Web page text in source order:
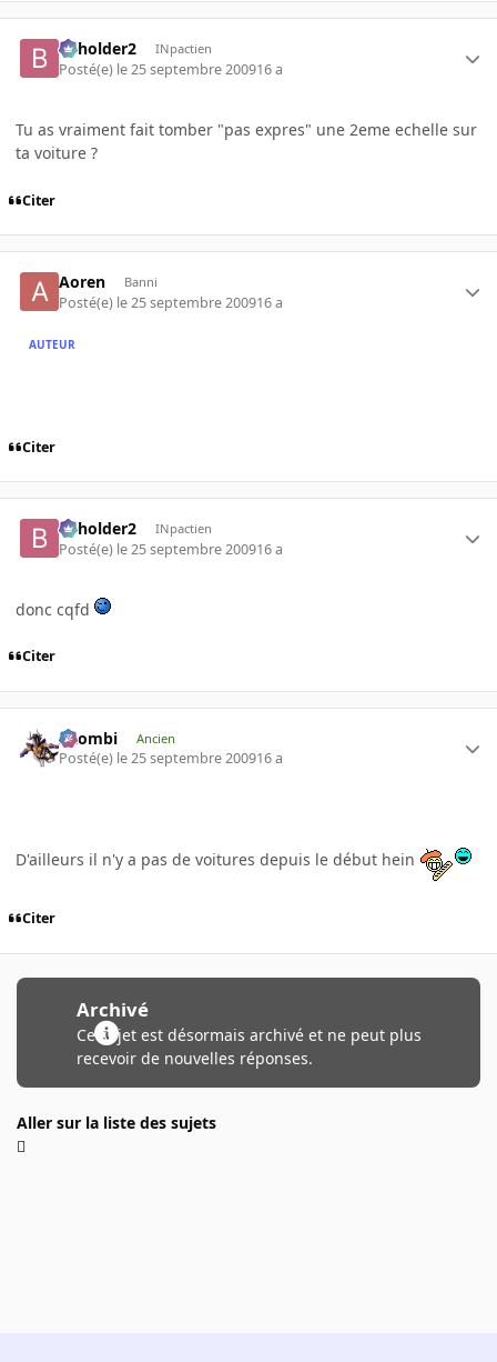
beholder2 INpactien
Posté(e) le 25 septembre 200916 a
Tu as vraiment fait tomber "pas expres" une 2eme echelle sur
ta voiture ?
Citer
Aoren Banni
Posté(e) le 25 septembre 200916 a
AUTEUR
Citer
beholder2 INpactien
Posté(e) le 25 septembre 200916 a
donc cqfd
Citer
XZombi Ancien
Posté(e) le 25 septembre 200916 a
D'ailleurs il n'y a pas de voitures depuis le début hein
Citer
Archivé
Ce sujet est désormais archivé et ne peut plus
recevoir de nouvelles réponses.
Aller sur la liste des sujets